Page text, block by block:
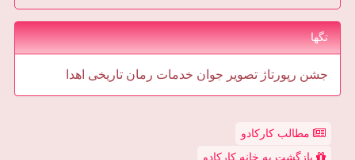
تگها
جشن رپورتاژ تصویر جوان خدمات رمان تاریخی اهدا
مطالب کارکادو
بازگشت به خانه کارکادو